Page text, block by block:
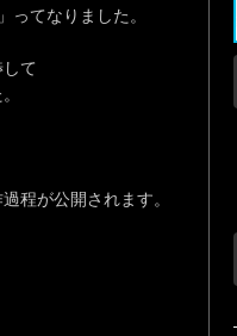
てなりました。
て
程が公開されます。